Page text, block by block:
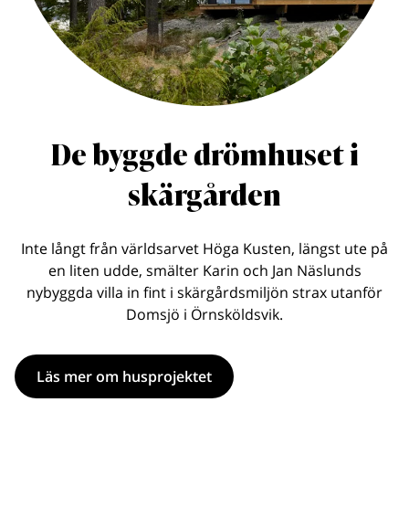
De byggde drömhuset i
skärgården
Inte långt från världsarvet Höga Kusten, längst ute på
en liten udde, smälter Karin och Jan Näslunds
nybyggda villa in fint i skärgårdsmiljön strax utanför
Domsjö i Örnsköldsvik.
Läs mer om husprojektet